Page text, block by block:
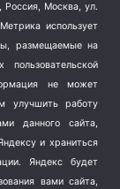
Москва, ул.
использует
размещаемые на
не может
улучшить работу
данного сайта,
и храниться
Яндекс будет
вами сайта,